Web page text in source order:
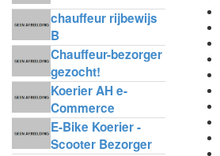
chauffeur rijbewijs
B
Chauffeur-bezorger
gezocht!
Koerier AH e-
Commerce
Delivery
E-Bike Koerier -
Scooter Bezorger